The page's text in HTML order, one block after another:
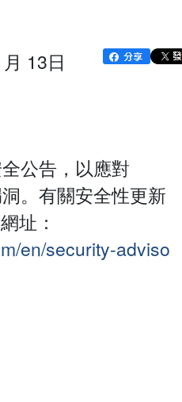
13日
公告，以應對
。有關安全性更新
址：
en/security-adviso